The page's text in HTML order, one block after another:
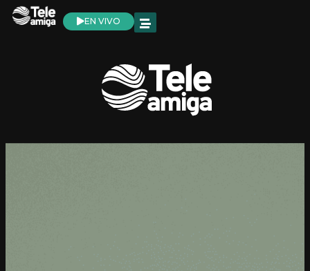
EN VIVO